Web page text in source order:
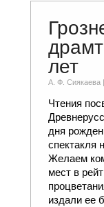
лет
А. Ф. Сиякаевa
Чтения
дня
спектакля
Желаем
мест в
издали ее